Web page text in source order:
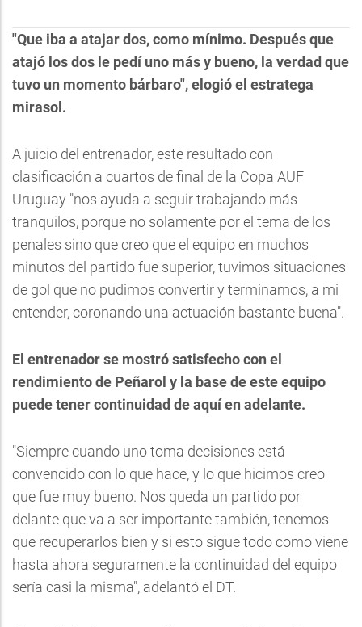
"Que iba a atajar dos, como mínimo. Después que
atajó los dos le pedí uno más y bueno, la verdad que
tuvo un momento bárbaro", elogió el estratega
mirasol.
A juicio del entrenador, este resultado con
clasificación a cuartos de final de la Copa AUF
Uruguay "nos ayuda a seguir trabajando más
tranquilos, porque no solamente por el tema de los
penales sino que creo que el equipo en muchos
minutos del partido fue superior, tuvimos situaciones
de gol que no pudimos convertir y terminamos, a mi
entender, coronando una actuación bastante buena".
El entrenador se mostró satisfecho con el
rendimiento de Peñarol y la base de este equipo
puede tener continuidad de aquí en adelante.
"Siempre cuando uno toma decisiones está
convencido con lo que hace, y lo que hicimos creo
que fue muy bueno. Nos queda un partido por
delante que va a ser importante también, tenemos
que recuperarlos bien y si esto sigue todo como viene
hasta ahora seguramente la continuidad del equipo
sería casi la misma", adelantó el DT.